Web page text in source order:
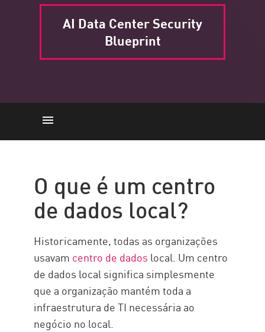
AI Data Center Security
Blueprint
Modelo de Responsabilidade
Compartilhada
Solução Check Point
O que é um centro
de dados local?
Historicamente, todas as organizações
usavam centro de dados local. Um centro
de dados local significa simplesmente
que a organização mantém toda a
infraestrutura de TI necessária ao
negócio no local.